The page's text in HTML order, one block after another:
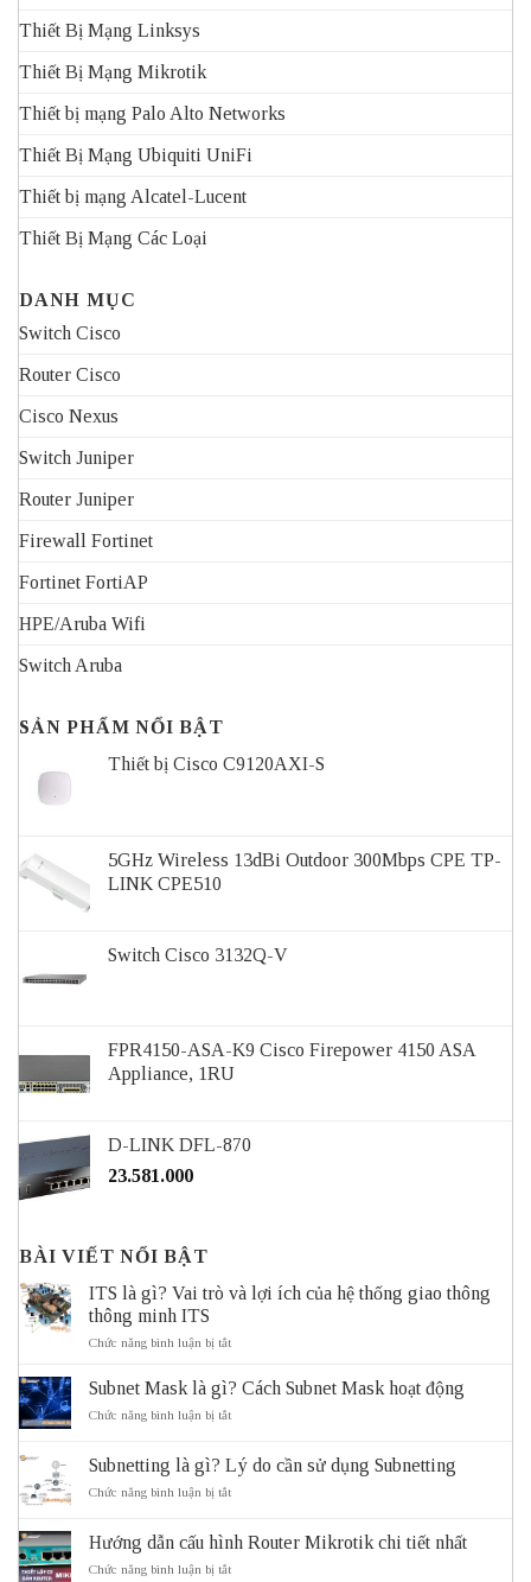
Thiết Bị Mạng Linksys
Thiết Bị Mạng Mikrotik
Thiết bị mạng Palo Alto Networks
Thiết Bị Mạng Ubiquiti UniFi
Thiết bị mạng Alcatel-Lucent
Thiết Bị Mạng Các Loại
DANH MỤC
Switch Cisco
Router Cisco
Cisco Nexus
Switch Juniper
Router Juniper
Firewall Fortinet
Fortinet FortiAP
HPE/Aruba Wifi
Switch Aruba
SẢN PHẨM NỔI BẬT
Thiết bị Cisco C9120AXI-S
5GHz Wireless 13dBi Outdoor 300Mbps CPE TP-
LINK CPE510
Switch Cisco 3132Q-V
FPR4150-ASA-K9 Cisco Firepower 4150 ASA
Appliance, 1RU
D-LINK DFL-870
23.581.000
BÀI VIẾT NỔI BẬT
ITS là gì? Vai trò và lợi ích của hệ thống giao thông
thông minh ITS
Chức năng bình luận bị tắtở
gì?
Vai
lợi
của
thống
thông
Subnet Mask là gì? Cách Subnet Mask hoạt động
Chức năng bình luận bị tắtở
là
Mask
động
Subnetting là gì? Lý do cần sử dụng Subnetting
Chức năng bình luận bị tắtở
gì?
Hướng dẫn cấu hình Router Mikrotik chi tiết nhất
Chức năng bình luận bị tắtở